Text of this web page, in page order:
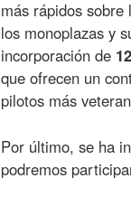
más rápidos
los monoplazas y
incorporación de
que ofrecen un
pilotos más
Por último, se ha
podremos